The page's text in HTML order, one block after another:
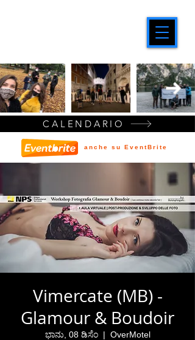
Vimercate (MB) -
Glamour & Boudoir
ಭಾನು, 08 ಡಿಸೆಂ
  |
OverMotel
CALENDARIO
anche su EventBrite